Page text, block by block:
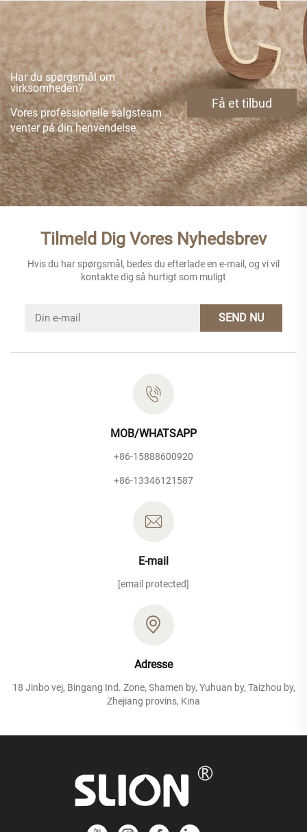
Har du spørgsmål om
virksomheden?
Vores professionelle salgsteam
venter på din henvendelse.
Få et tilbud
Tilmeld Dig Vores Nyhedsbrev
Hvis du har spørgsmål, bedes du efterlade en e-mail, og vi vil
kontakte dig så hurtigt som muligt
SEND NU
MOB/WHATSAPP
+86-15888600920
+86-13346121587
E-mail
[email protected]
Adresse
18 Jinbo vej, Bingang Ind. Zone, Shamen by, Yuhuan by, Taizhou by,
Zhejiang provins, Kina